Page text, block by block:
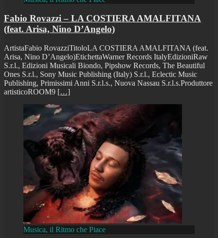
Fabio Rovazzi – LA COSTIERA AMALFITANA
(feat. Arisa, Nino D’Angelo)
ArtistaFabio RovazziTitoloLA COSTIERA AMALFITANA (feat.
Arisa, Nino D’Angelo)EtichettaWarner Records ItalyEdizioniRaw
S.r.l., Edizioni Musicali Biondo, Pipshow Records, The Beautiful
Ones S.r.l., Sony Music Publishing (Italy) S.r.l., Eclectic Music
Publishing, Primissimi Anni S.r.l.s., Nuova Nassau S.r.l.s.Produttore
artisticoROOM9 […]
Musica, il Ritmo che Piace